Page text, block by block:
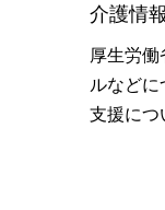
介護情
厚生労
ルなど
支援につ